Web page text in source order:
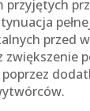
przyjętych
przed
zwiększenie